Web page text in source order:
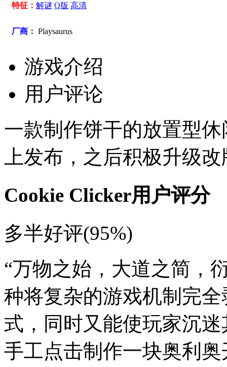
特征： 解谜 Q版 高清
厂商： Playsaurus
游戏介绍
用户评论
一款制作饼干的放置型
上发布，之后积极升级
Cookie Clicker用户评分
多半好评(95%)
“万物之始，大道之简，
种将复杂的游戏机制完
式，同时又能使玩家沉
手工点击制作一块奥利